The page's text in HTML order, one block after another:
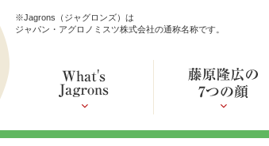
※Jagrons（ジャグロンズ）は
ジャパン・アグロノミスツ株式会社の通称名称です。